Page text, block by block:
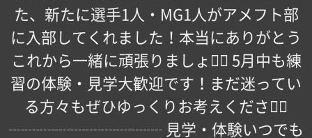
た、新たに選手1人・MG1人がアメフト部
に入部してくれました！本当にありがとう
これから一緒に頑張りましょう🏽 5月中も練
習の体験・見学大歓迎です！まだ迷ってい
る方々もぜひゆっくりお考えください🏻
┈┈┈┈┈┈┈┈┈┈ 見学・体験いつでも